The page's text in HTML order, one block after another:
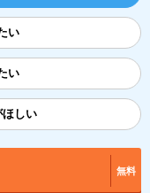
い
い
ほしい
無料